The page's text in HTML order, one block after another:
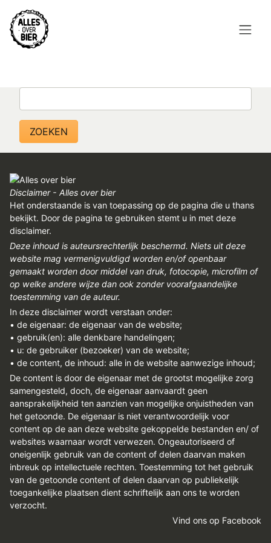
Overslaan
en
naar
Topmenu
INLOGGEN
REGISTREREN
ADVERTEREN
MELDPUNT
PERS/PUBLICATIES
FACEBOOK
LINKS
AGENDA
CONTACT
Disclaimer - Alles over bier
Het onderstaande is van toepassing op de pagina die u thans
bekijkt. Door de pagina te gebruiken stemt u in met deze
disclaimer.
Deze inhoud is auteursrechterlijk beschermd. Niets uit deze
website mag vermenigvuldigd worden en/of openbaar
gemaakt worden door middel van druk, fotocopie, microfilm of
op welke andere wijze dan ook zonder voorafgaandelijke
toestemming van de auteur.
In deze disclaimer wordt verstaan onder:
• de eigenaar: de eigenaar van de website;
• gebruik(en): alle denkbare handelingen;
• u: de gebruiker (bezoeker) van de website;
• de content, de inhoud: alle in de website aanwezige inhoud;
De content is door de eigenaar met de grootst mogelijke zorg
samengesteld, doch, de eigenaar aanvaardt geen
aansprakelijkheid ten aanzien van mogelijke onjuistheden van
het getoonde. De eigenaar is niet verantwoordelijk voor
content op de aan deze website gekoppelde bestanden en/ of
websites waarnaar wordt verwezen. Ongeautoriseerd of
oneigenlijk gebruik van de content of delen daarvan maken
inbreuk op intellectuele rechten. Toestemming tot het gebruik
van de getoonde content of delen daarvan op publiekelijk
toegankelijke plaatsen dient schriftelijk aan ons te worden
verzocht.
Vind ons op Facebook